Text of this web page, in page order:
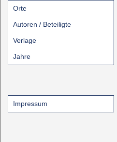
Orte
Autoren / Beteiligte
Verlage
Jahre
Impressum